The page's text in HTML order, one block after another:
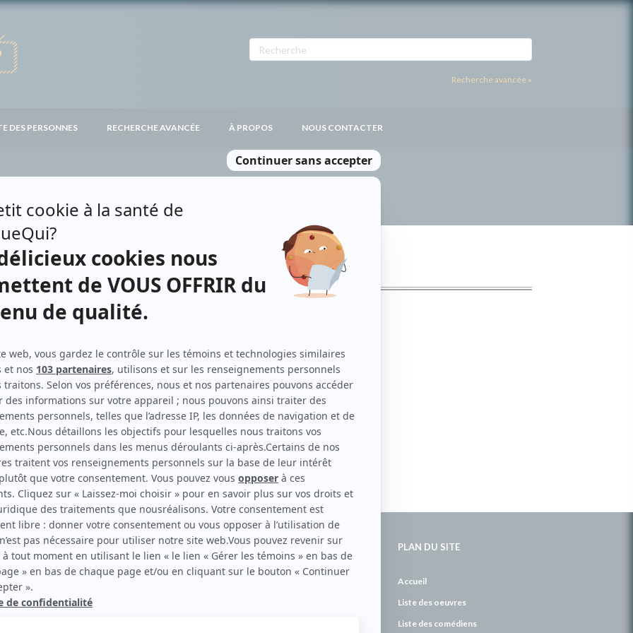
Recherche avancée »
DES PERSONNES RECHERCHE AVANCÉE À PROPOS NOUS CONTACTER
Contributions
Les Anglais sont arrivés
Auteur
Chère IsabelleAuteur
Flip et compagnieAuteur
Margo, Les nuits d'Arabesque et Les cuisinesAuteur
Picolo IIAuteur
carbure à son petit écran. Celui qu’on surnomme parfois «l’encyclopédie de
à 2001. Sa spécialité: la télé québécoise. On peut l’entendre régulièrement
PLAN DU SITE
Accueil
Liste des oeuvres
Liste des comédiens